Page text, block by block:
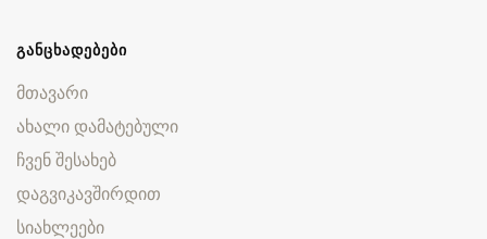
ᲒᲐᲜᲪᲮᲐᲓᲔᲑᲔᲑᲘ
მთავარი
ახალი დამატებული
ჩვენ შესახებ
დაგვიკავშირდით
სიახლეები